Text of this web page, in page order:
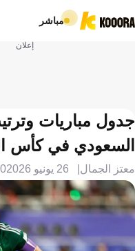
مباشر
إعلان
جدول مباريات
السعودي في كأس
معتز الجمال 26 يونيو 2026